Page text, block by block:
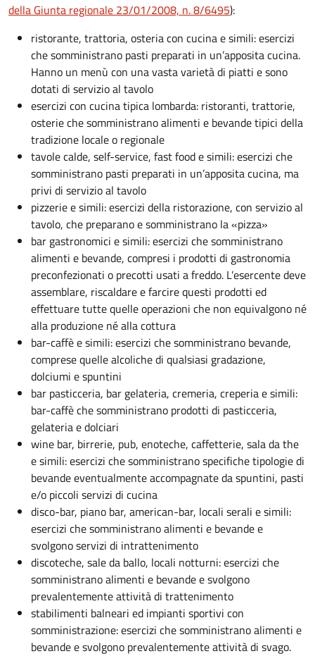
della Giunta regionale 23/01/2008, n. 8/6495):
ristorante, trattoria, osteria con cucina e simili: esercizi
che somministrano pasti preparati in un’apposita cucina.
Hanno un menù con una vasta varietà di piatti e sono
dotati di servizio al tavolo
esercizi con cucina tipica lombarda: ristoranti, trattorie,
osterie che somministrano alimenti e bevande tipici della
tradizione locale o regionale
tavole calde, self-service, fast food e simili: esercizi che
somministrano pasti preparati in un’apposita cucina, ma
privi di servizio al tavolo
pizzerie e simili: esercizi della ristorazione, con servizio al
tavolo, che preparano e somministrano la «pizza»
bar gastronomici e simili: esercizi che somministrano
alimenti e bevande, compresi i prodotti di gastronomia
preconfezionati o precotti usati a freddo. L’esercente deve
assemblare, riscaldare e farcire questi prodotti ed
effettuare tutte quelle operazioni che non equivalgono né
alla produzione né alla cottura
bar-caffè e simili: esercizi che somministrano bevande,
comprese quelle alcoliche di qualsiasi gradazione,
dolciumi e spuntini
bar pasticceria, bar gelateria, cremeria, creperia e simili:
bar-caffè che somministrano prodotti di pasticceria,
gelateria e dolciari
wine bar, birrerie, pub, enoteche, caffetterie, sala da the
e simili: esercizi che somministrano specifiche tipologie di
bevande eventualmente accompagnate da spuntini, pasti
e/o piccoli servizi di cucina
disco-bar, piano bar, american-bar, locali serali e simili:
esercizi che somministrano alimenti e bevande e
svolgono servizi di intrattenimento
discoteche, sale da ballo, locali notturni: esercizi che
somministrano alimenti e bevande e svolgono
prevalentemente attività di trattenimento
stabilimenti balneari ed impianti sportivi con
somministrazione: esercizi che somministrano alimenti e
bevande e svolgono prevalentemente attività di svago.